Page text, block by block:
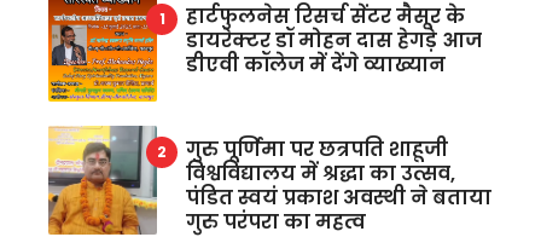
हार्टफुलनेस रिसर्च सेंटर मैसूर के
डायरेक्टर डॉ मोहन दास हेगड़े आज
डीएवी कॉलेज में देंगे व्याख्यान
गुरु पूर्णिमा पर छत्रपति शाहूजी
विश्वविद्यालय में श्रद्धा का उत्सव,
पंडित स्वयं प्रकाश अवस्थी ने बताया
गुरु परंपरा का महत्व